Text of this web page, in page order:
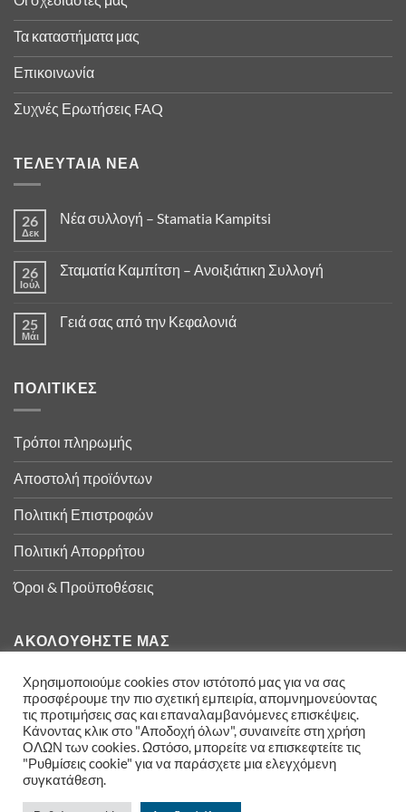
Τα καταστήματα μας
Επικοινωνία
Συχνές Ερωτήσεις FAQ
ΤΕΛΕΥΤΑΊΑ ΝΈΑ
26
Δεκ
Νέα συλλογή – Stamatia Kampitsi
26
Ιούλ
Σταματία Καμπίτση – Ανοιξιάτικη Συλλογή
25
Μάι
Γειά σας από την Κεφαλονιά
ΠΟΛΙΤΙΚΈΣ
Τρόποι πληρωμής
Αποστολή προϊόντων
Πολιτική Επιστροφών
Πολιτική Απορρήτου
Όροι & Προϋποθέσεις
ΑΚΟΛΟΥΘΉΣΤΕ ΜΑΣ
Χρησιμοποιούμε cookies στον ιστότοπό μας για να σας
προσφέρουμε την πιο σχετική εμπειρία, απομνημονεύοντας
τις προτιμήσεις σας και επαναλαμβανόμενες επισκέψεις.
Κάνοντας κλικ στο "Αποδοχή όλων", συναινείτε στη χρήση
ΟΛΩΝ των cookies. Ωστόσο, μπορείτε να επισκεφτείτε τις
"Ρυθμίσεις cookie" για να παράσχετε μια ελεγχόμενη
συγκατάθεση.